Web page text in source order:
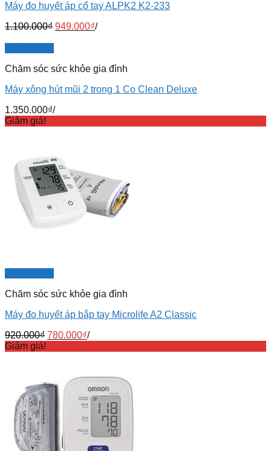
Máy đo huyết áp cổ tay ALPK2 K2-233
1.100.000₫ 949.000₫/
Chăm sóc sức khỏe gia đình
Máy xông hút mũi 2 trong 1 Co Clean Deluxe
1.350.000₫/
Giảm giá!
Chăm sóc sức khỏe gia đình
Máy đo huyết áp bắp tay Microlife A2 Classic
920.000₫ 780.000₫/
Giảm giá!